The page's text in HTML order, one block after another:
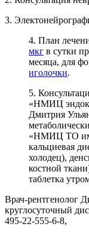
3.
4. План
мкг в сутки
месяца, для
иголочки.
5.
«НМИЦ
Дмитрия
«НМИЦ ТО им.
кальциевая
холодец),
костной
таблетка
Врач-рентгенолог
круглосуточный
495-22-555-6-8,